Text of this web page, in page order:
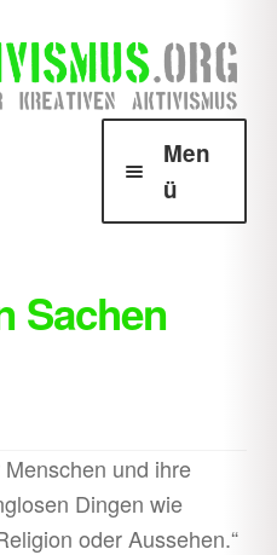
Men
ü
Sachen
und ihre
Dingen wie
oder Aussehen.“